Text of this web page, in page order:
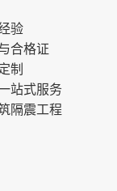
验
合格证
制
站式服务
隔震工程